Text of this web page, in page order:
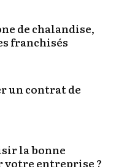
de chalandise,
franchisés
un contrat de
la bonne
votre entreprise ?